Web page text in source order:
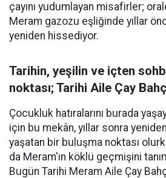
çayını yudumlayan misafirler;
Meram gazozu eşliğinde yıllar
yeniden hissediyor.
Tarihin, yeşilin ve içten
noktası; Tarihi Aile Çay
Çocukluk hatıralarını burada
için bu mekân, yıllar sonra
yaşatan bir buluşma noktası
da Meram'ın köklü geçmişini
Bugün Tarihi Meram Aile Çay